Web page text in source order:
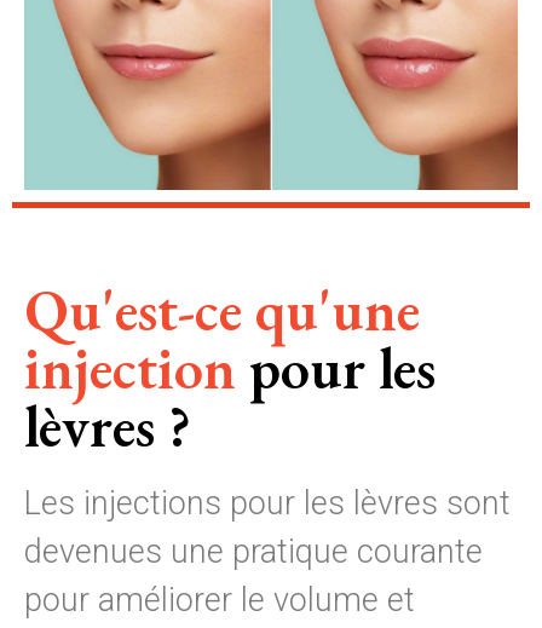
Qu'est-ce qu'une
injection pour les
lèvres ?
Les injections pour les lèvres sont
devenues une pratique courante
pour améliorer le volume et